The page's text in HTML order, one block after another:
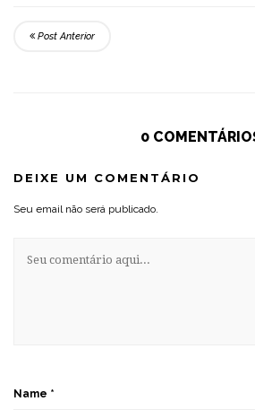
Post Anterior
0
DEIXE UM COMENTÁRIO
Seu email não será publicado.
Name *